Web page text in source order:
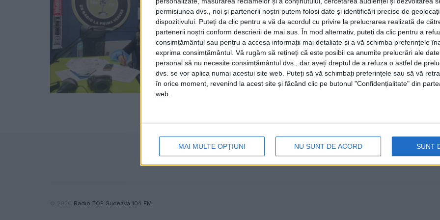
permisiunea dvs., noi și partenerii noștri putem folosi date și identificări precise de
dispozitivului. Puteți da clic pentru a vă da acordul cu privire la prelucrarea realizată de
partenerii noștri conform descrierii de mai sus. În mod alternativ, puteți da clic pentru a
consimțământul sau pentru a accesa informații mai detaliate și a vă schimba preferințele
exprima consimțământul. Vă rugăm să rețineți că este posibil ca anumite prelucrări ale
personal să nu necesite consimțământul dvs., dar aveți dreptul de a refuza o astfel de
dvs. se vor aplica numai acestui site web. Puteți să vă schimbați preferințele sau să vă
în orice moment, revenind la acest site și făcând clic pe butonul "Confidențialitate" din
web.
MAI MULTE OPȚIUNI NU SUNT DE ACORD SUNT
care vor ajunge la familii
18 APRILIE, 2024
Săptămîna viitoare, la Grădinița cu Program Normal
inima ta”. Directoarea grădiniței, profesoara ...
Radio TOP Suceava 104 FM